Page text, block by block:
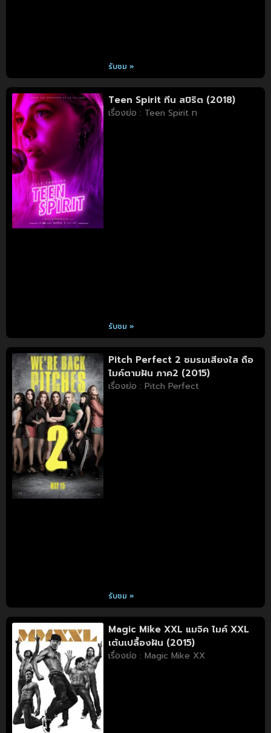
รับชม »
Teen Spirit ทีน สปิริต (2018)
เรื่องย่อ : Teen Spirit ท
รับชม »
Pitch Perfect 2 ชมรมเสียงใส ถือ
ไมค์ตามฝัน ภาค2 (2015)
เรื่องย่อ : Pitch Perfect
รับชม »
Magic Mike XXL แมจิค ไมค์ XXL
เต้นเปลื้องฝัน (2015)
เรื่องย่อ : Magic Mike XX